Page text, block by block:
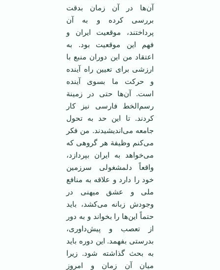
آن‌ها در آن‌ زمان ‌بدقت‌
بررسی‌ کرده‌ و به‌ آن‌
پرداختند، موقعیت‌ ایران‌ و
فهم‌ این‌ موقعیت‌ بود. به‌
اعتقاد من‌ این ‌دوران‌ منبع‌ با
ارزشی‌ برای‌ تعیین‌ راه‌ آینده‌
و حرکت‌ ما بسوی‌ آینده‌
است‌. آن‌ها حتی‌ در زمینة
‌رسم‌‌الخط‌ فارسی‌ نیز کار
کردند. تا این‌ حد به‌ تحول‌
جامعه‌ می‌اندیشیدند. من‌ فکر
می‌کنم‌ وظیفة‌ هر گروهی‌ که‌
می‌خواهد به‌ ایران‌ بپردازد،
واقعاً دلمشغولی‌ سرزمین
‌خود را دارد و علاقه‌ به‌ منافع‌
ملی‌ و عشق‌ میهنی‌ در
وجودش‌ زبانه‌ می‌کشد، باید
حتماً این‌ها را بخواند و به دور
از تعصب و پیش‌داوری،
بدرستی‌ بفهمد. این‌ دوره‌ باید
به‌ بحث‌ گذاشته‌ شود. زیرا
میان‌ آن‌ زمان‌ و امروز